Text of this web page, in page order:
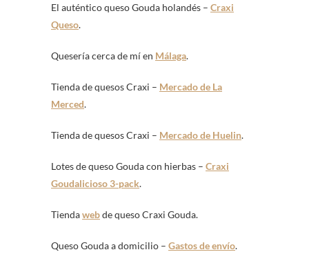
El auténtico queso Gouda holandés – Craxi
Queso.
Quesería cerca de mí en Málaga.
Tienda de quesos Craxi – Mercado de La
Merced.
Tienda de quesos Craxi – Mercado de Huelin.
Lotes de queso Gouda con hierbas – Craxi
Goudalicioso 3-pack.
Tiendawebde queso Craxi Gouda.
Queso Gouda a domicilio – Gastos de envío.